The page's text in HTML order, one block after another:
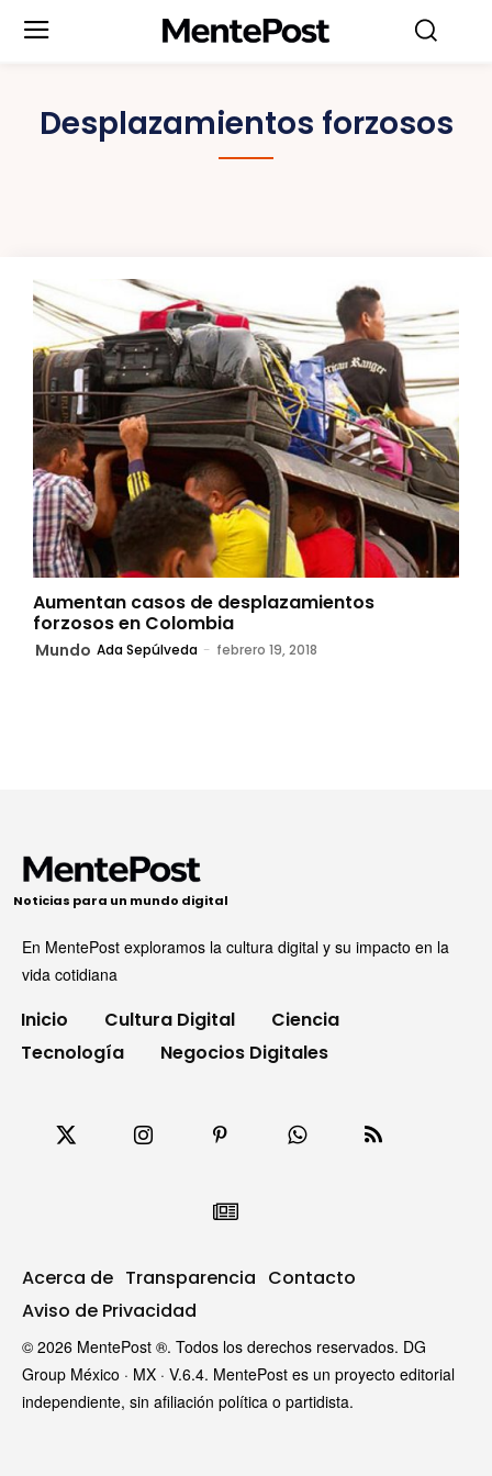
Desplazamientos forzosos
Aumentan casos de desplazamientos
forzosos en Colombia
Mundo Ada Sepúlveda - febrero 19, 2018
Noticias para un mundo digital
En MentePost exploramos la cultura digital y su impacto en la
vida cotidiana
Inicio Cultura Digital
Ciencia
Tecnología
Negocios Digitales
Acerca de Transparencia Contacto
Aviso de Privacidad
© 2026 MentePost ®. Todos los derechos reservados. DG
Group México · MX · V.6.4. MentePost es un proyecto editorial
independiente, sin afiliación política o partidista.